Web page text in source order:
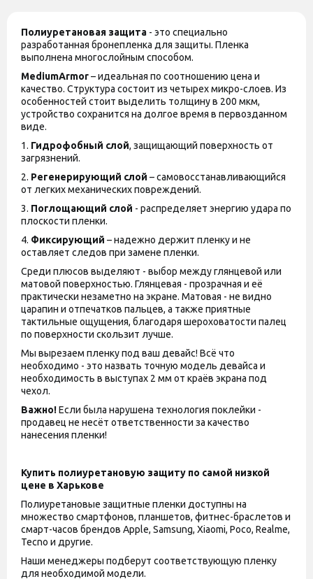
Полиуретановая защита - это специально
разработанная бронепленка для защиты. Пленка
выполнена многослойным способом.
MediumArmor– идеальная по соотношению цена и
качество. Структура состоит из четырех микро-слоев. Из
особенностей стоит выделить толщину в 200 мкм,
устройство сохранится на долгое время в первозданном
виде.
1. Гидрофобный слой, защищающий поверхность от
загрязнений.
2. Регенерирующий слой – самовосстанавливающийся
от легких механических повреждений.
3. Поглощающий слой - распределяет энергию удара по
плоскости пленки.
4. Фиксирующий – надежно держит пленку и не
оставляет следов при замене пленки.
Среди плюсов выделяют - выбор между глянцевой или
матовой поверхностью. Глянцевая - прозрачная и её
практически незаметно на экране. Матовая - не видно
царапин и отпечатков пальцев, а также приятные
тактильные ощущения, благодаря шероховатости палец
по поверхности скользит лучше.
Мы вырезаем пленку под ваш девайс! Всё что
необходимо - это назвать точную модель девайса и
необходимость в выступах 2 мм от краёв экрана под
чехол.
Важно!Если была нарушена технология поклейки -
продавец не несёт ответственности за качество
нанесения пленки!
Купить полиуретановую защиту по самой низкой
цене в Харькове
Полиуретановые защитные пленки доступны на
множество смартфонов, планшетов, фитнес-браслетов и
смарт-часов брендов Apple, Samsung, Xiaomi, Poco, Realme,
Tecno и другие.
Наши менеджеры подберут соответствующую пленку
для необходимой модели.